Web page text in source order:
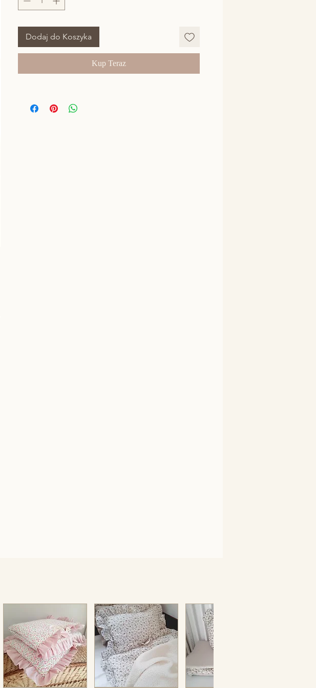
Dodaj do Koszyka
Kup Teraz